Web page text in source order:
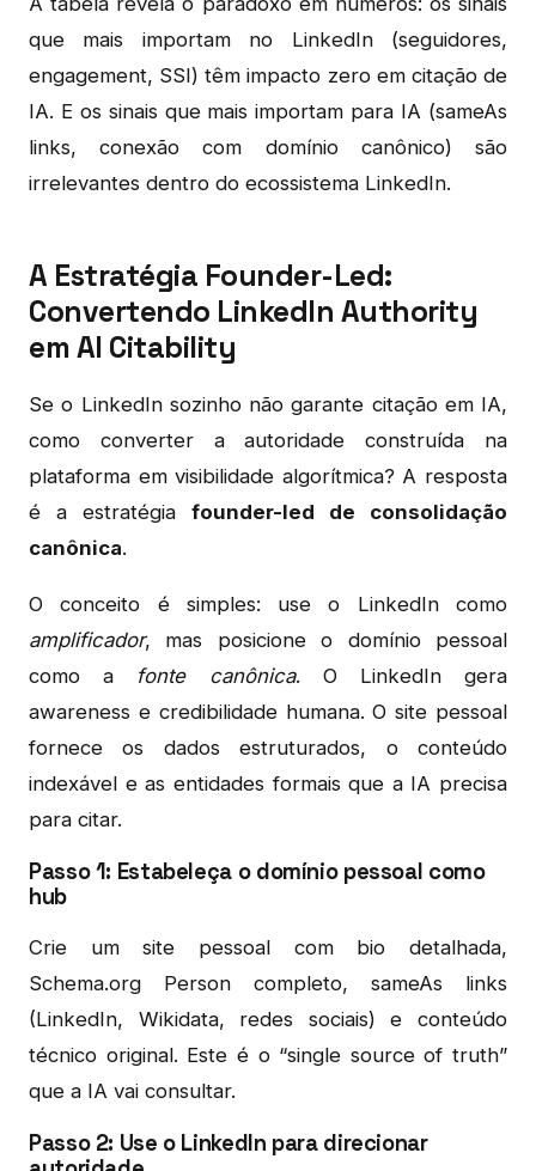
que mais importam no LinkedIn (seguidores,
engagement, SSI) têm impacto zero em citação de
IA. E os sinais que mais importam para IA (sameAs
links, conexão com domínio canônico) são
irrelevantes dentro do ecossistema LinkedIn.
A Estratégia Founder-Led:
Convertendo LinkedIn Authority
em AI Citability
Se o LinkedIn sozinho não garante citação em IA,
como converter a autoridade construída na
plataforma em visibilidade algorítmica? A resposta
é a estratégia founder-led de consolidação
canônica.
O conceito é simples: use o LinkedIn como
amplificador, mas posicione o domínio pessoal
como a fonte canônica. O LinkedIn gera
awareness e credibilidade humana. O site pessoal
fornece os dados estruturados, o conteúdo
indexável e as entidades formais que a IA precisa
para citar.
Passo 1: Estabeleça o domínio pessoal como
hub
Crie um site pessoal com bio detalhada,
Schema.org Person completo, sameAs links
(LinkedIn, Wikidata, redes sociais) e conteúdo
técnico original. Este é o “single source of truth”
que a IA vai consultar.
Passo 2: Use o LinkedIn para direcionar